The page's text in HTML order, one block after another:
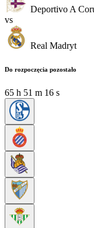
Deportivo A
vs
Real Madryt
Do rozpoczęcia pozostało
65 h 51 m 14 s